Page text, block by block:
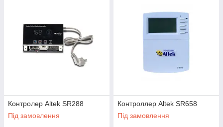
Контролер Altek SR288
Під замовлення
Контроллер Altek SR658
Під замовлення